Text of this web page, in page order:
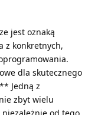
jest oznaką
z konkretnych,
dla skutecznego
Jedną z
zbyt wielu